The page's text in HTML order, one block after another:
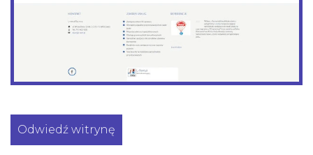
Odwiedź witrynę